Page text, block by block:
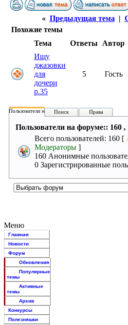
« Предыдущая тема |
Похожие темы
Тема
Ответы Автор
Ищу
джазовки
для
дочери
р.35
5 Гость
Пользователи на форуме:
Поиск Права
Пользователи на форуме:: 160
Всего пользователей: 160 [
Модераторы ]
160 Анонимные
0 Зарегистрированные
Меню
Главная
Новости
Форум
Обновления
Популярные
темы
Активные
темы
Архив
Конкурсы
Полезняшки